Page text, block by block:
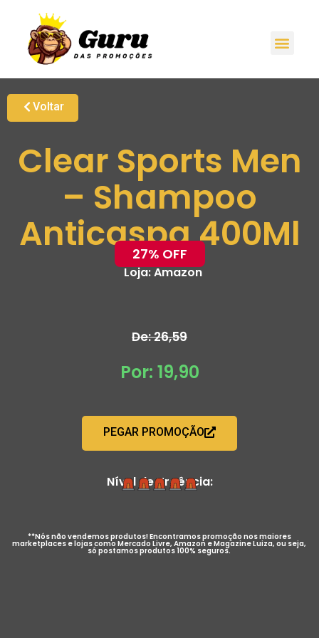
Voltar
Clear Sports Men
– Shampoo
Anticaspa 400Ml
27% OFF
Loja:Amazon
De: 26,59
Por: 19,90
PEGAR PROMOÇÃO
Nível de Urgência:
**Nós não vendemos produtos! Encontramos promoção nos maiores
marketplaces e lojas como Mercado Livre, Amazon e Magazine Luiza, ou seja,
só postamos produtos 100% seguros.